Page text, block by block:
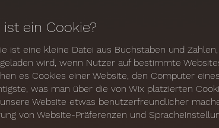
ist ein Cookie?
ist eine kleine Datei aus Buchstaben und
wird, wenn Nutzer auf bestimmte
es Cookies einer Website, den Computer
was man über die von Wix platzierten
Website etwas benutzerfreundlicher
von Website-Präferenzen und